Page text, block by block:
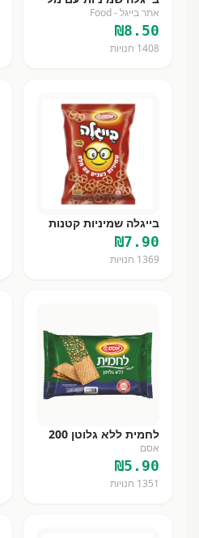
אתר בייגל - Food
₪8.50
1408 חנויות
בייגלה שמיניות קטנות
₪7.90
1369 חנויות
לחמית ללא גלוטן 200
אסם
₪5.90
1351 חנויות